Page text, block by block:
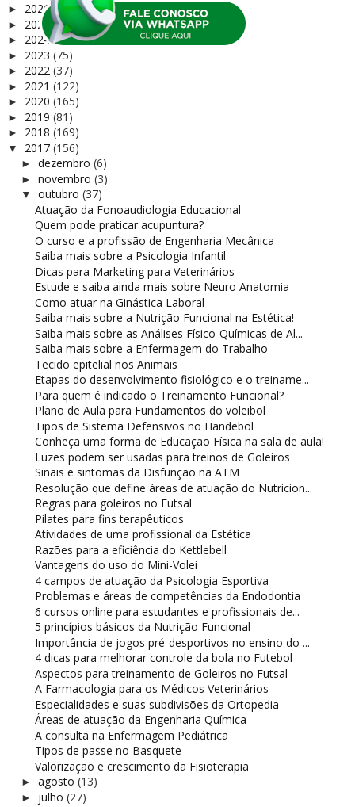
► 2026(9)
► 2025(68)
► 2024(72)
► 2023 (75)
► 2022 (37)
► 2021 (122)
► 2020 (165)
► 2019 (81)
► 2018 (169)
▼ 2017 (156)
► dezembro (6)
► novembro (3)
▼ outubro (37)
Atuação da Fonoaudiologia Educacional
Quem pode praticar acupuntura?
O curso e a profissão de Engenharia Mecânica
Saiba mais sobre a Psicologia Infantil
Dicas para Marketing para Veterinários
Estude e saiba ainda mais sobre Neuro Anatomia
Como atuar na Ginástica Laboral
Saiba mais sobre a Nutrição Funcional na Estética!
Saiba mais sobre as Análises Físico-Químicas de Al...
Saiba mais sobre a Enfermagem do Trabalho
Tecido epitelial nos Animais
Etapas do desenvolvimento fisiológico e o treiname...
Para quem é indicado o Treinamento Funcional?
Plano de Aula para Fundamentos do voleibol
Tipos de Sistema Defensivos no Handebol
Conheça uma forma de Educação Física na sala de aula!
Luzes podem ser usadas para treinos de Goleiros
Sinais e sintomas da Disfunção na ATM
Resolução que define áreas de atuação do Nutricion...
Regras para goleiros no Futsal
Pilates para fins terapêuticos
Atividades de uma profissional da Estética
Razões para a eficiência do Kettlebell
Vantagens do uso do Mini-Volei
4 campos de atuação da Psicologia Esportiva
Problemas e áreas de competências da Endodontia
6 cursos online para estudantes e profissionais de...
5 princípios básicos da Nutrição Funcional
Importância de jogos pré-desportivos no ensino do ...
4 dicas para melhorar controle da bola no Futebol
Aspectos para treinamento de Goleiros no Futsal
A Farmacologia para os Médicos Veterinários
Especialidades e suas subdivisões da Ortopedia
Áreas de atuação da Engenharia Química
A consulta na Enfermagem Pediátrica
Tipos de passe no Basquete
Valorização e crescimento da Fisioterapia
► agosto (13)
► julho (27)